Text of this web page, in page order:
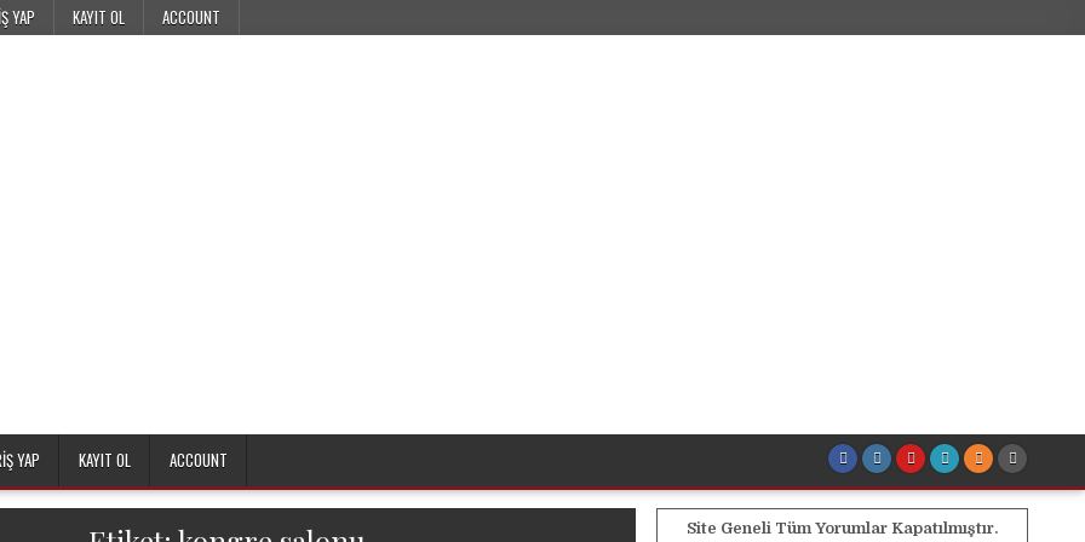
YAP KAYIT OL ACCOUNT
YAP KAYIT OL ACCOUNT
Site Geneli Tüm Yorumlar Kapatılmıştır.